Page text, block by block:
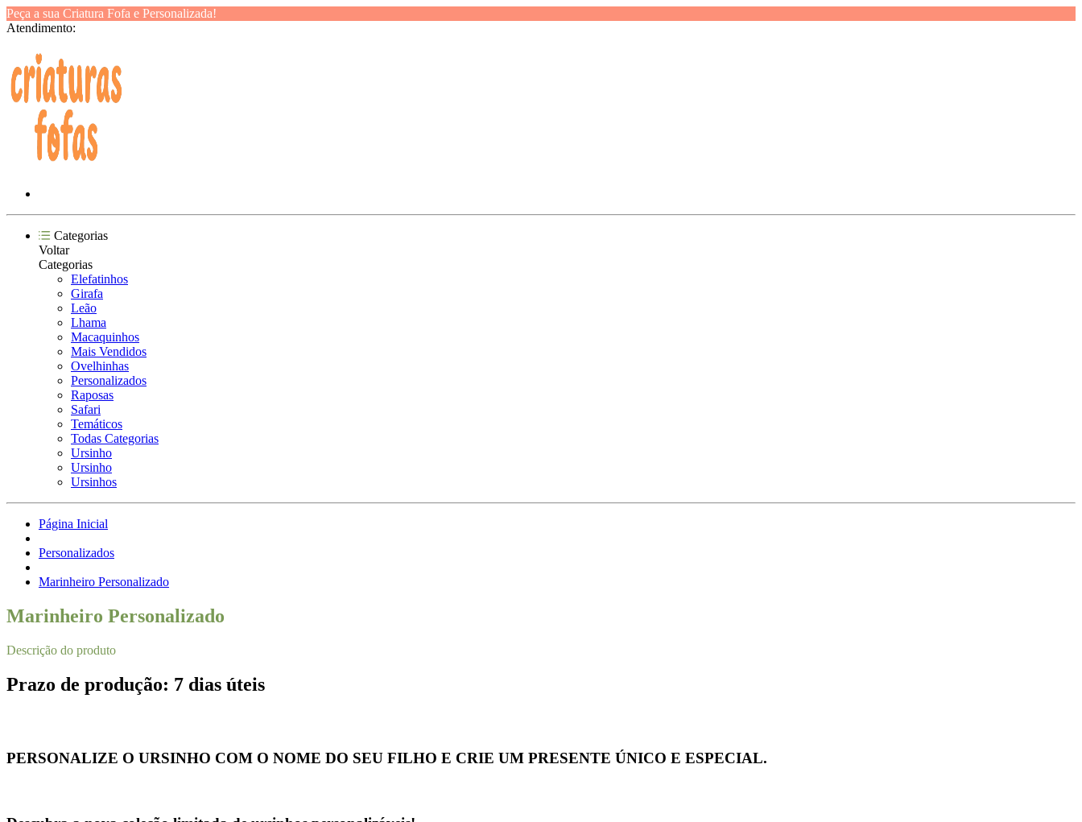
Peça a sua Criatura Fofa e Personalizada!
Atendimento:
Categorias
Voltar
Categorias
Elefatinhos
Girafa
Leão
Lhama
Macaquinhos
Mais Vendidos
Ovelhinhas
Personalizados
Raposas
Safari
Temáticos
Todas Categorias
Ursinho
Ursinho
Ursinhos
Página Inicial
Personalizados
Marinheiro Personalizado
Marinheiro Personalizado
Descrição do produto
Prazo de produção: 7 dias úteis
PERSONALIZE O URSINHO COM O NOME DO SEU FILHO E CRIE UM PRESENTE ÚNICO E ESPECIAL.